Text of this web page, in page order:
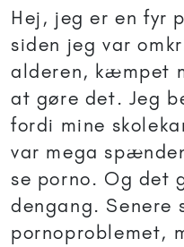
Hej, jeg er en fyr
siden jeg var
alderen, kæmpet
at gøre det. Jeg
fordi mine
var mega
se porno. Og det
dengang. Senere
pornoproblemet,